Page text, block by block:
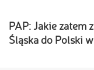
PAP: Jakie zatem
Śląska do Polski